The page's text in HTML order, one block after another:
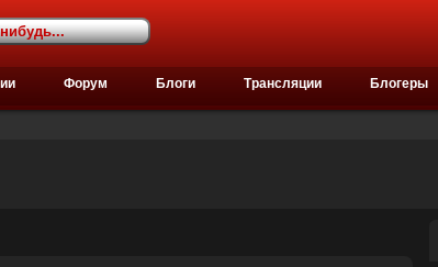
Форум Блоги Трансляции Блогеры